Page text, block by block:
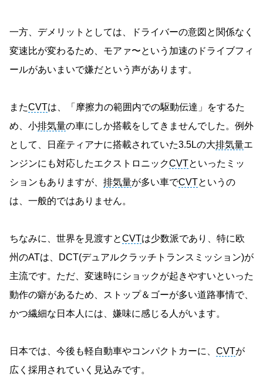
一方、デメリットとしては、ドライバーの意図と関係なく
変速比が変わるため、モアァ〜という加速のドライブフィ
ールがあいまいで嫌だという声があります。
またCVTは、「摩擦力の範囲内での駆動伝達」をするた
め、小排気量の車にしか搭載をしてきませんでした。例外
として、日産ティアナに搭載されていた3.5Lの大排気量エ
ンジンにも対応したエクストロニックCVTといったミッ
ションもありますが、 排気量が多い車でCVTというの
は、一般的ではありません。
ちなみに、世界を見渡すとCVTは少数派であり、特に欧
州のATは、DCT(デュアルクラッチトランスミッション)が
主流です。ただ、変速時にショックが起きやすいといった
動作の癖があるため、ストップ＆ゴーが多い道路事情で、
かつ繊細な日本人には、嫌味に感じる人がいます。
日本では、今後も軽自動車やコンパクトカーに、 CVTが
広く採用されていく見込みです。